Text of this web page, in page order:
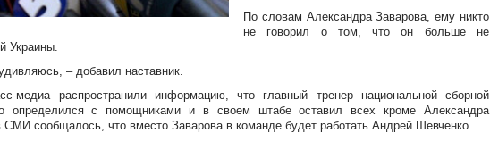
По словам Александра Заварова, ему никто
не говорил о том, что он больше не
Украины.
– добавил наставник.
медиа распространили информацию, что главный тренер национальной сборной
определился с помощниками и в своем штабе оставил всех кроме Александра
сообщалось, что вместо Заварова в команде будет работать Андрей Шевченко.